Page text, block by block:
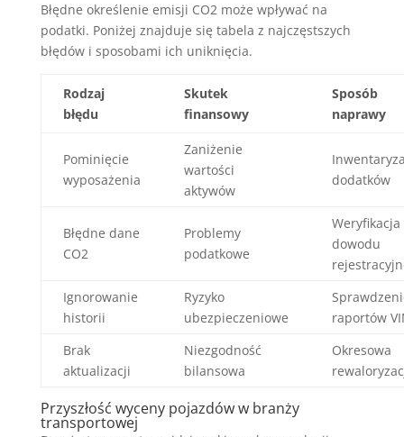
Błędne określenie emisji CO2 może wpływać na
podatki. Poniżej znajduje się tabela z najczęstszych
błędów i sposobami ich uniknięcia.
Rodzaj
błędu
Skutek
finansowy
Sposób
naprawy
Pominięcie
wyposażenia
Zaniżenie
wartości
aktywów
dodatków
Błędne dane
CO2
Problemy
podatkowe
Weryfikacja
dowodu
Ignorowanie
historii
Ryzyko
ubezpieczeniowe
raportów
Brak
aktualizacji
Niezgodność
bilansowa
Okresowa
Przyszłość wyceny pojazdów w branży
transportowej